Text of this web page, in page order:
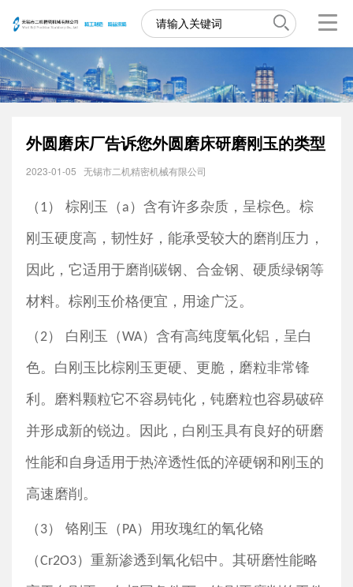
外圆磨床厂告诉您外圆磨床研磨刚玉的类型
2023-01-05 无锡市二机精密机械有限公司
（ 1） 棕刚玉（a ）含有许多杂质，呈棕色。棕
刚玉硬度高，韧性好，能承受较大的磨削压力，
因此，它适用于磨削碳钢、合金钢、硬质绿钢等
材料。棕刚玉价格便宜，用途广泛。
（2） 白刚玉（WA）含有高纯度氧化铝，呈白
色。白刚玉比棕刚玉更硬、更脆，磨粒非常锋
利。磨料颗粒它不容易钝化，钝磨粒也容易破碎
并形成新的锐边。因此，白刚玉具有良好的研磨
性能和自身适用于热淬透性低的淬硬钢和刚玉的
高速磨削。
（ 3） 铬刚玉（ PA）用玫瑰红的氧化铬
（Cr2O3）重新渗透到氧化铝中。其研磨性能略